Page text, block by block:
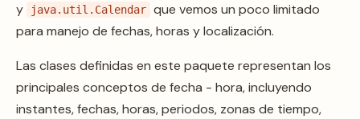
y java.util.Calendar que vemos un poco limitado
para manejo de fechas, horas y localización.
Las clases definidas en este paquete representan los
principales conceptos de fecha - hora, incluyendo
instantes, fechas, horas, periodos, zonas de tiempo,